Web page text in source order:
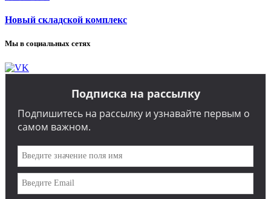
Новый складской комплекс
Мы в социальных сетях
Подписка на рассылку
Подпишитесь на рассылку и узнавайте первым о
самом важном.